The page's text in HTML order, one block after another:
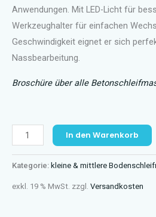
Anwendungen. Mit LED-Licht für
Werkzeughalter für einfachen
Geschwindigkeit eignet er sich
Nassbearbeitung.
Broschüre über alle
R590A
Menge
In den Warenkorb
Kategorie: kleine & mittlere
exkl. 19 % MwSt. zzgl. Versandkosten